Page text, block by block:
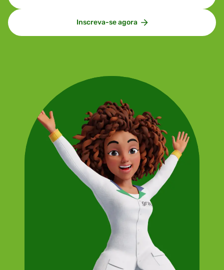
Inscreva-se agora